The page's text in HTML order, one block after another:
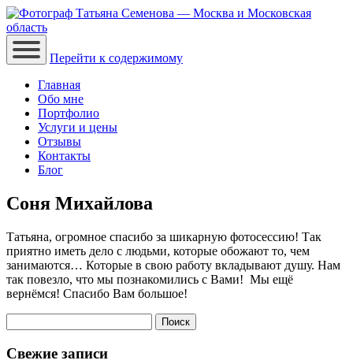
Перейти к содержимому
Главная
Обо мне
Портфолио
Услуги и цены
Отзывы
Контакты
Блог
Соня Михайлова
Татьяна, огромное спасибо за шикарную фотосессию! Так
приятно иметь дело с людьми, которые обожают то, чем
занимаются… Которые в свою работу вкладывают душу. Нам
так повезло, что мы познакомились с Вами! Мы ещё
вернёмся! Спасибо Вам большое!
Свежие записи